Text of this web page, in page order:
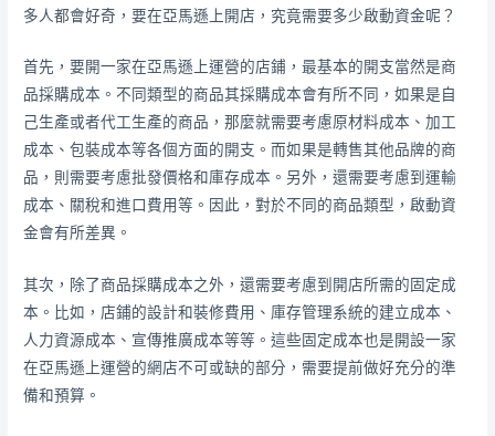
多人都會好奇，要在亞馬遜上開店，究竟需要多少啟動資金呢？
首先，要開一家在亞馬遜上運營的店鋪，最基本的開支當然是商
品採購成本。不同類型的商品其採購成本會有所不同，如果是自
己生產或者代工生產的商品，那麼就需要考慮原材料成本、加工
成本、包裝成本等各個方面的開支。而如果是轉售其他品牌的商
品，則需要考慮批發價格和庫存成本。另外，還需要考慮到運輸
成本、關稅和進口費用等。因此，對於不同的商品類型，啟動資
金會有所差異。
其次，除了商品採購成本之外，還需要考慮到開店所需的固定成
本。比如，店鋪的設計和裝修費用、庫存管理系統的建立成本、
人力資源成本、宣傳推廣成本等等。這些固定成本也是開設一家
在亞馬遜上運營的網店不可或缺的部分，需要提前做好充分的準
備和預算。